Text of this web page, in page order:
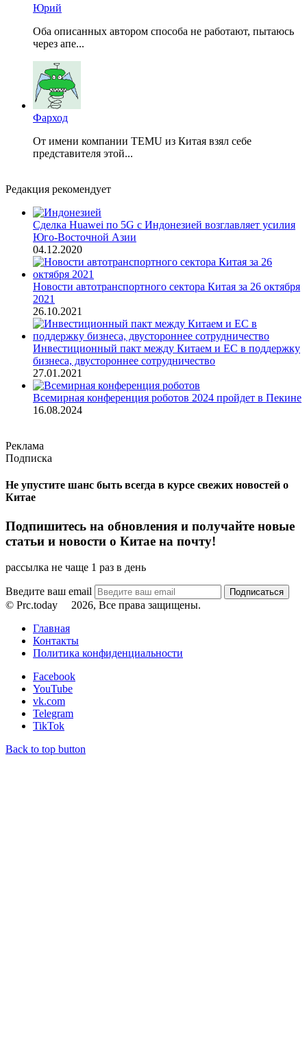
Юрий
Оба описанных автором способа не работают, пытаюсь
через апе...
Фарход
От имени компании TEMU из Китая взял себе
представителя этой...
Редакция рекомендует
Сделка Huawei по 5G с Индонезией возглавляет усилия
Юго-Восточной Азии
04.12.2020
Новости автотранспортного сектора Китая за 26 октября
2021
26.10.2021
Инвестиционный пакт между Китаем и ЕС в поддержку
бизнеса, двустороннее сотрудничество
27.01.2021
Всемирная конференция роботов 2024 пройдет в Пекине
16.08.2024
Реклама
Подписка
Не упустите шанс быть всегда в курсе свежих новостей о
Китае
Подпишитесь на обновления и получайте новые
статьи и новости о Китае на почту!
рассылка не чаще 1 раз в день
Введите ваш email
© Prc.today
2026, Все права защищены.
Главная
Контакты
Политика конфиденциальности
Facebook
YouTube
vk.com
Telegram
TikTok
Back to top button